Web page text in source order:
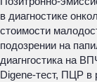
в диагностике
стоимости
подозрении на
диагнгостика на
Digene-тест, ПЦР в